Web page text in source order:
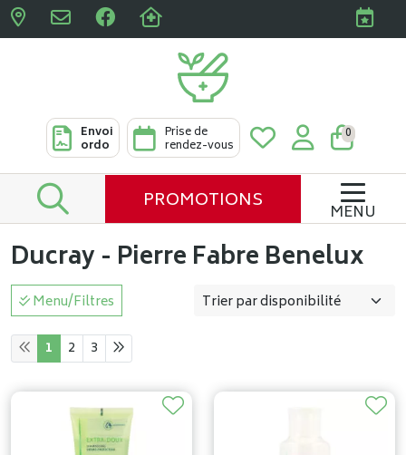
Pharmacies Clabots &
Envoi
ordo
Prise de
rendez-vous
0
PROMOTIONS MENU
Ducray - Pierre Fabre Benelux
Menu/Filtres
1 2 3